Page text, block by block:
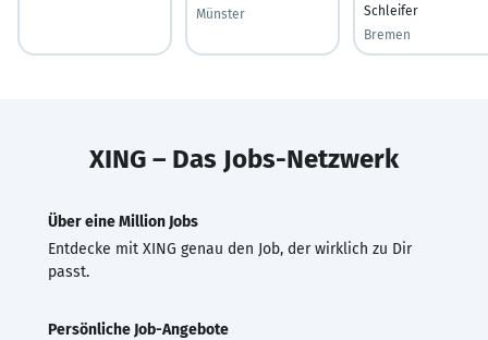
Münster
Schleifer
Bremen
XING – Das Jobs-Netzwerk
Über eine Million Jobs
Entdecke mit XING genau den Job, der wirklich zu Dir
passt.
Persönliche Job-Angebote